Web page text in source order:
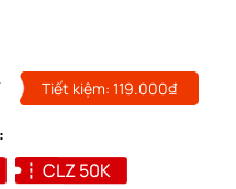
Tiết kiệm: 119.000₫
CLZ 50K